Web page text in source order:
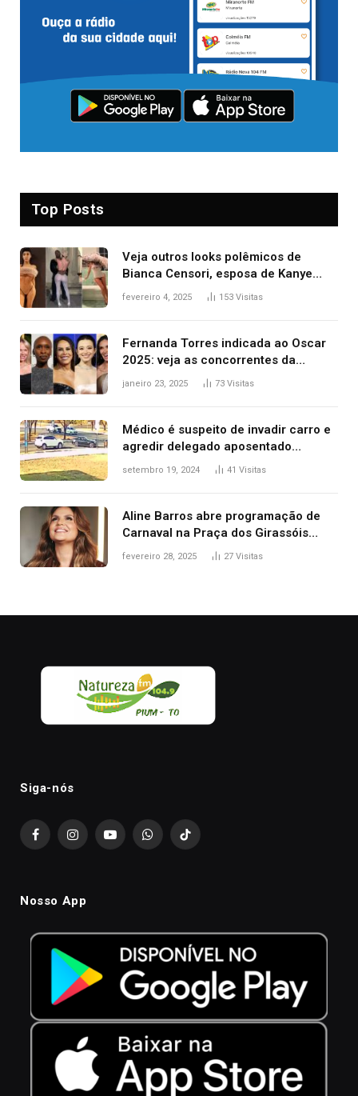
Top Posts
Veja outros looks polêmicos de
Bianca Censori, esposa de Kanye
West que apareceu nua no Grammy
fevereiro 4, 2025 153 Visitas
Fernanda Torres indicada ao Oscar
2025: veja as concorrentes da
brasileira a melhor atriz
janeiro 23, 2025 73 Visitas
Médico é suspeito de invadir carro e
agredir delegado aposentado
durante confusão no trânsito
setembro 19, 2024 41 Visitas
Aline Barros abre programação de
Carnaval na Praça dos Girassóis
nesta sexta-feira, em Palmas
fevereiro 28, 2025 27 Visitas
Siga-nós
FacebookInstagramYouTubeWhatsAppTikTok
Nosso App